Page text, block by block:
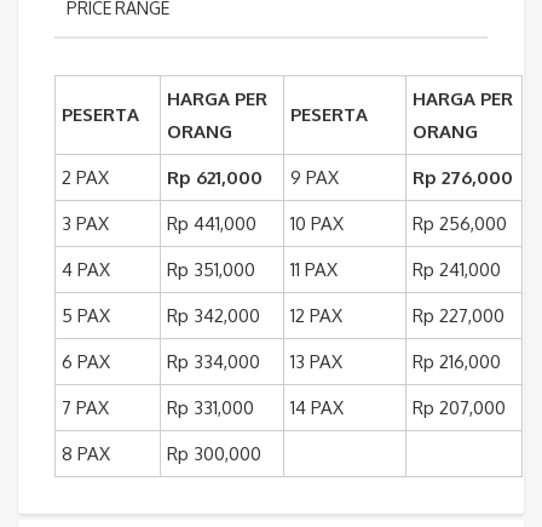
PRICE RANGE
PESERTA
HARGA PER
ORANG
PESERTA
HARGA PER
ORANG
2 PAX
Rp 621,000 9 PAX
Rp 276,000
3 PAX
Rp 441,000 10 PAX
Rp 256,000
4 PAX
Rp 351,000 11 PAX
Rp 241,000
5 PAX
Rp 342,000 12 PAX
Rp 227,000
6 PAX
Rp 334,000 13 PAX
Rp 216,000
7 PAX
Rp 331,000 14 PAX
Rp 207,000
8 PAX
Rp 300,000